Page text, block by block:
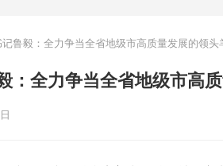
鲁毅：全力争当全省地级市高质量发展的领头
：全力争当全省地级市高